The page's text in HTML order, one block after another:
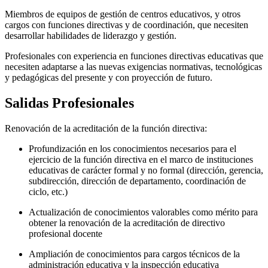
Miembros de equipos de gestión de centros educativos, y otros
cargos con funciones directivas y de coordinación, que necesiten
desarrollar habilidades de liderazgo y gestión.
Profesionales con experiencia en funciones directivas educativas que
necesiten adaptarse a las nuevas exigencias normativas, tecnológicas
y pedagógicas del presente y con proyección de futuro.
Salidas Profesionales
Renovación de la acreditación de la función directiva:
Profundización en los conocimientos necesarios para el
ejercicio de la función directiva en el marco de instituciones
educativas de carácter formal y no formal (dirección, gerencia,
subdirección, dirección de departamento, coordinación de
ciclo, etc.)
Actualización de conocimientos valorables como mérito para
obtener la renovación de la acreditación de directivo
profesional docente
Ampliación de conocimientos para cargos técnicos de la
administración educativa y la inspección educativa